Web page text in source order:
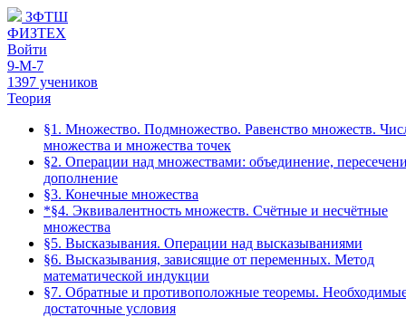
ЗФТШ
ФИЗТЕХ
Войти
9-М-7
1397 учеников
Теория
§1. Множество. Подмножество. Равенство множеств.
множества и множества точек
§2. Операции над множествами: объединение,
дополнение
§3. Конечные множества
*§4. Эквивалентность множеств. Счётные и несчётные
множества
§5. Высказывания. Операции над высказываниями
§6. Высказывания, зависящие от переменных. Метод
математической индукции
§7. Обратные и противоположные теоремы.
достаточные условия